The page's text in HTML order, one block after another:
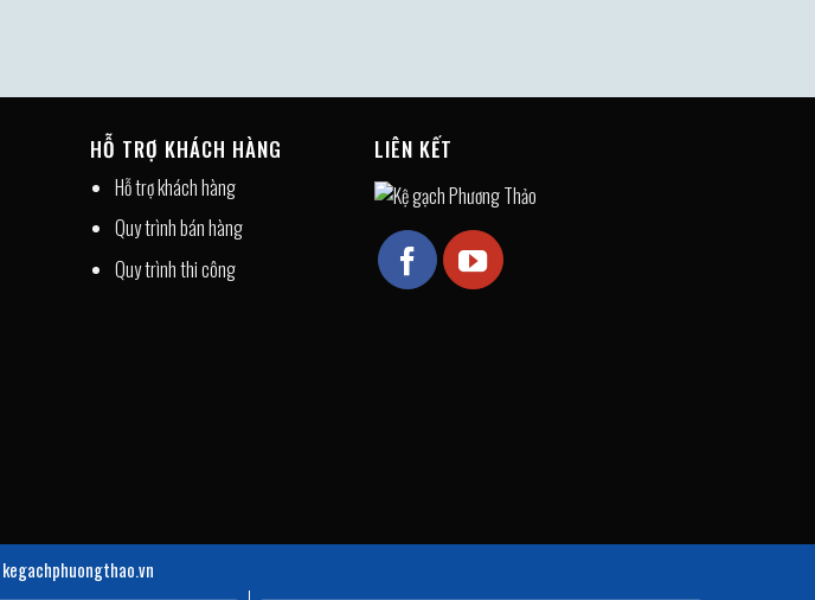
HỖ TRỢ KHÁCH HÀNG
Hỗ trợ khách hàng
Quy trình bán hàng
Quy trình thi công
LIÊN KẾT
kegachphuongthao.vn